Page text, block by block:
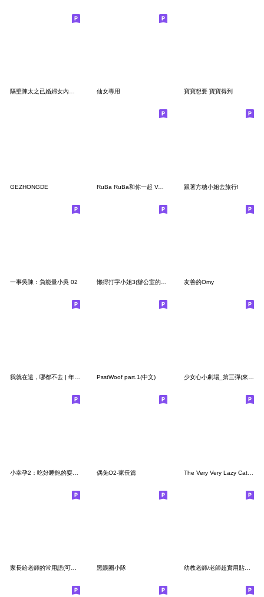
隔壁陳太之已婚婦女內心話 仙女專用 寶寶想要 寶寶得到
GEZHONGDE RuBa RuBa和你一起 Vol.2 跟著方糖小姐去旅行!
一事吳陳：負能量小吳 02 友善的Omy
我就在這，哪都不去 | 年糕君 PsstWoof part.1(中文) 少女心小劇場_第三彈(來吐槽吧)
偶兔O2-家長篇 The Very Very Lazy Cat - 旅行篇2(中文版)
黑眼圈小隊 幼教老師/老師超實用貼圖來啦！